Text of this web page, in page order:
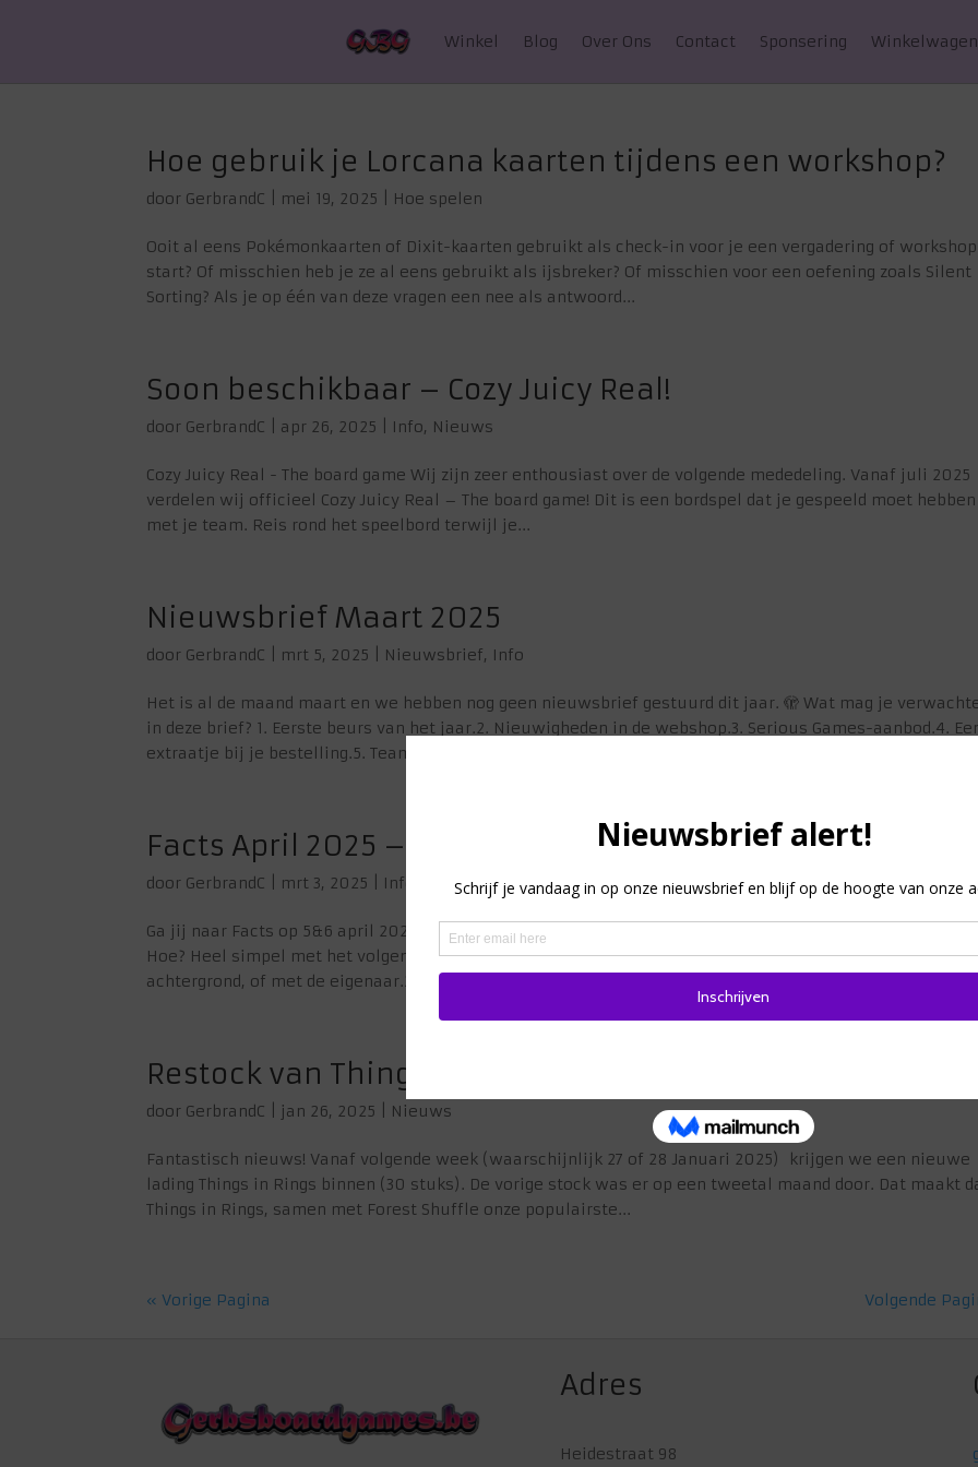
Winkel Blog Over Ons Contact Sponsering Winkelwagen
Hoe gebruik je Lorcana kaarten tijdens een workshop?
door GerbrandC mei 19, 2025 Hoe spelen
Ooit al eens Pokémonkaarten of Dixit-kaarten gebruikt als check-in voor je een vergadering of workshop
start? Of misschien heb je ze al eens gebruikt als ijsbreker? Of misschien voor een oefening zoals Silent
Sorting? Als je op één van deze vragen een nee als antwoord...
Soon beschikbaar – Cozy Juicy Real!
door GerbrandC apr 26, 2025 Info, Nieuws
Cozy Juicy Real - The board game Wij zijn zeer enthousiast over de volgende mededeling. Vanaf juli 2025
verdelen wij officieel Cozy Juicy Real – The board game! Dit is een bordspel dat je gespeeld moet hebben
met je team. Reis rond het speelbord terwijl je...
Nieuwsbrief Maart 2025
door GerbrandC mrt 5, 2025 Nieuwsbrief, Info
Het is al de maand maart en we hebben nog geen nieuwsbrief gestuurd dit jaar. 🫣 Wat mag je
in deze brief? 1. Eerste beurs van het jaar.2. Nieuwigheden in de webshop.3. Serious Games-aanbod.4.
extraatje bij je bestelling.5. Teambuilding?6. Like de...
Facts April 2025 – WIN actie!
door GerbrandC mrt 3, 2025 Info Nieuws
Ga jij naar Facts op 5&6 april 2025? Kom dan langs onze stand A28 en win een spellenpakket* twv. €100!
Hoe? Heel simpel met het volgende stappenplan 🥳 1. Neem een (creative) selfie met onze stand op de
achtergrond, of met de eigenaar.2. Like onze facebook en/of...
Restock van Things in Rings!
door GerbrandC jan 26, 2025 Nieuws
Fantastisch nieuws! Vanaf volgende week (waarschijnlijk 27 of 28 Januari 2025) krijgen we een nieuwe
lading Things in Rings binnen (30 stuks). De vorige stock was er op een tweetal maand door. Dat maakt
Things in Rings, samen met Forest Shuffle onze populairste...
« Vorige Pagina Volgende
Adres
Heidestraat 98